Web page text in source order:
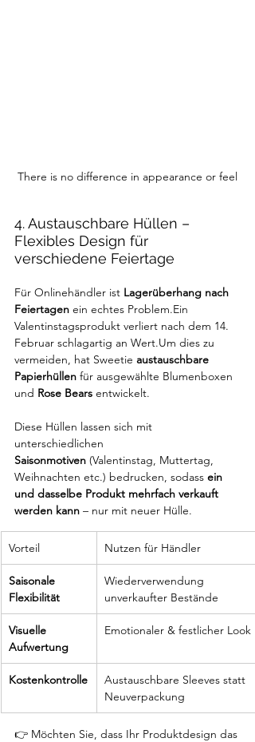
There is no difference in appearance or feel
4. Austauschbare Hüllen –
Flexibles Design für
verschiedene Feiertage
Für Onlinehändler ist Lagerüberhang nach
Feiertagen ein echtes Problem.Ein
Valentinstagsprodukt verliert nach dem 14.
Februar schlagartig an Wert.Um dies zu
vermeiden, hat Sweetie austauschbare
Papierhüllen für ausgewählte Blumenboxen
und Rose Bears entwickelt.
Diese Hüllen lassen sich mit
unterschiedlichen
Saisonmotiven (Valentinstag, Muttertag,
Weihnachten etc.) bedrucken, sodass ein
und dasselbe Produkt mehrfach verkauft
werden kann – nur mit neuer Hülle.
Vorteil Nutzen für Händler
Saisonale
Flexibilität
Wiederverwendung
unverkaufter Bestände
Visuelle
Aufwertung
Emotionaler & festlicher Look
Kostenkontrolle
Austauschbare Sleeves statt
Neuverpackung
👉 Möchten Sie, dass Ihr Produktdesign das